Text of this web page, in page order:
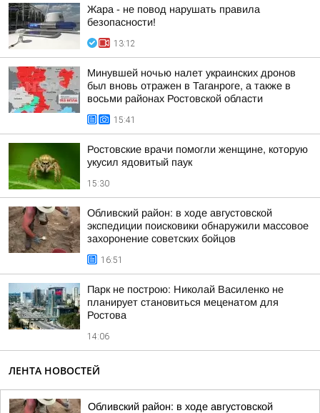
Жара - не повод нарушать правила
безопасности!
13:12
Минувшей ночью налет украинских дронов
был вновь отражен в Таганроге, а также в
восьми районах Ростовской области
15:41
Ростовские врачи помогли женщине, которую
укусил ядовитый паук
15:30
Обливский район: в ходе августовской
экспедиции поисковики обнаружили массовое
захоронение советских бойцов
16:51
Парк не построю: Николай Василенко не
планирует становиться меценатом для
Ростова
14:06
ЛЕНТА НОВОСТЕЙ
Обливский район: в ходе августовской